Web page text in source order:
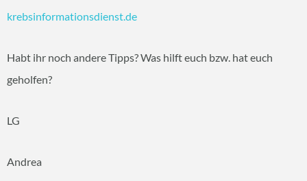
krebsinformationsdienst.de
Habt ihr noch andere Tipps? Was hilft euch bzw. hat euch
geholfen?
LG
Andrea